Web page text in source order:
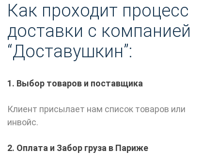
Как проходит процесс
доставки с компанией
“Доставушкин”:
1. Выбор товаров и поставщика
Клиент присылает нам список товаров или
инвойс.
2. Оплата и Забор груза в Париже